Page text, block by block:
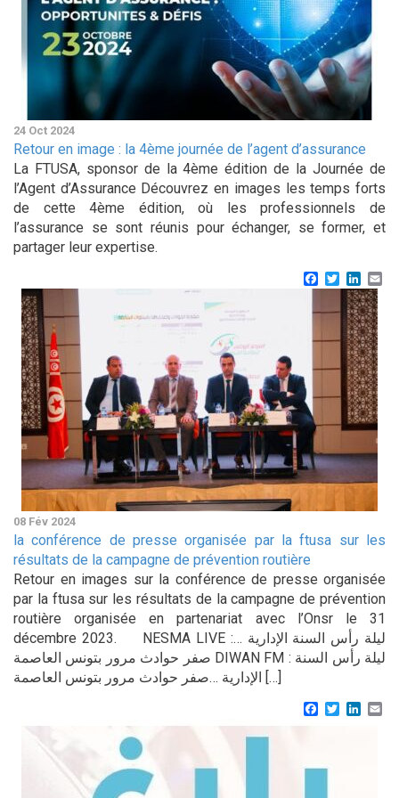
24 Oct 2024
Retour en image : la 4ème journée de l’agent d’assurance
La FTUSA, sponsor de la 4ème édition de la Journée de
l’Agent d’Assurance Découvrez en images les temps forts
de cette 4ème édition, où les professionnels de
l’assurance se sont réunis pour échanger, se former, et
partager leur expertise.
Facebook
Twitter
08 Fév 2024
la conférence de presse organisée par la ftusa sur les
résultats de la campagne de prévention routière
Retour en images sur la conférence de presse organisée
par la ftusa sur les résultats de la campagne de prévention
routière organisée en partenariat avec l’Onsr le 31
décembre 2023. NESMA LIVE :ليلة رأس السنة الإدارية …
صفر حوادث مرور بتونس العاصمة DIWAN FM : ليلة رأس السنة
الإدارية …صفر حوادث مرور بتونس العاصمة […]
Facebook
Twitter